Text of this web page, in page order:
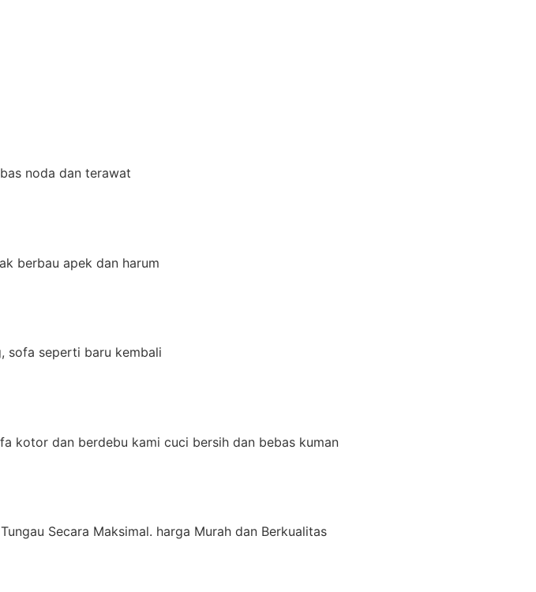
noda dan terawat
berbau apek dan harum
sofa seperti baru kembali
kotor dan berdebu kami cuci bersih dan bebas kuman
Secara Maksimal. harga Murah dan Berkualitas